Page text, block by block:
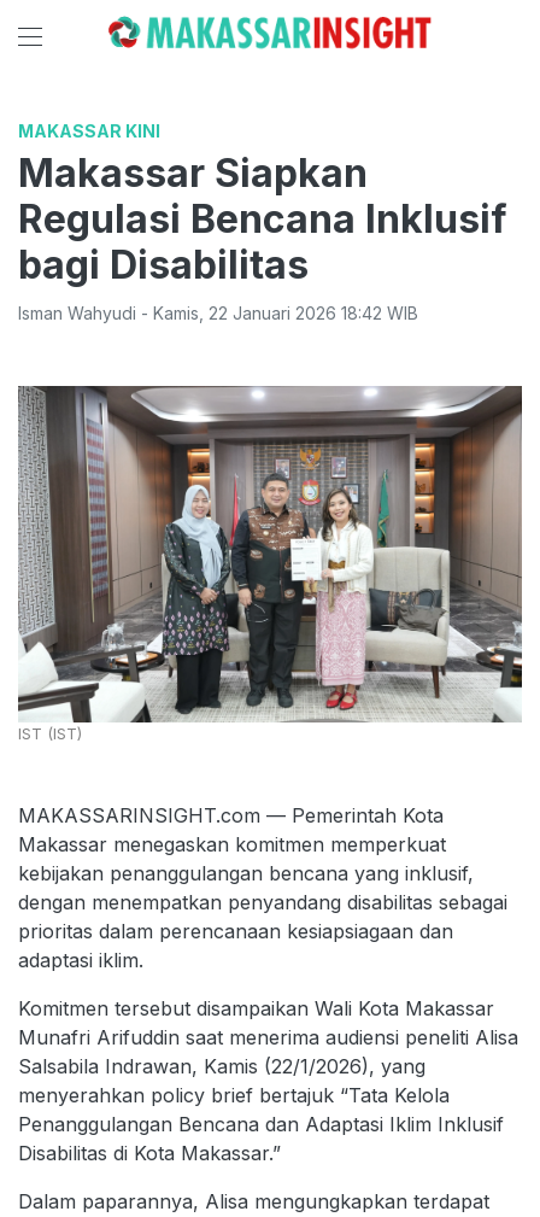
MAKASSAR KINI
Makassar Siapkan
Regulasi Bencana Inklusif
bagi Disabilitas
Isman Wahyudi - Kamis 22 Januari 2026 18:42 WIB
IST (IST)
MAKASSARINSIGHT.com — Pemerintah Kota
Makassar menegaskan komitmen memperkuat
kebijakan penanggulangan bencana yang inklusif,
dengan menempatkan penyandang disabilitas sebagai
prioritas dalam perencanaan kesiapsiagaan dan
adaptasi iklim.
Komitmen tersebut disampaikan Wali Kota Makassar
Munafri Arifuddin saat menerima audiensi peneliti Alisa
Salsabila Indrawan, Kamis (22/1/2026), yang
menyerahkan policy brief bertajuk “Tata Kelola
Penanggulangan Bencana dan Adaptasi Iklim Inklusif
Disabilitas di Kota Makassar.”
Dalam paparannya, Alisa mengungkapkan terdapat